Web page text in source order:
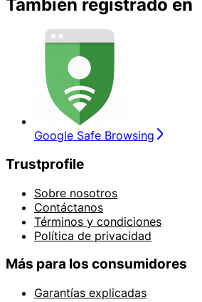
También registrado en
Google Safe Browsing
Trustprofile
Sobre nosotros
Contáctanos
Términos y condiciones
Política de privacidad
Más para los consumidores
Garantías explicadas